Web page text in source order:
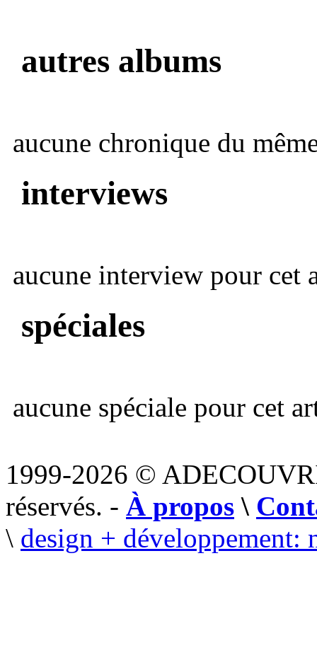
autres albums
aucune chronique du
interviews
aucune interview pour cet
spéciales
aucune spéciale pour cet
1999-2026 ©
réservés. - À propos \
\ design + développement: